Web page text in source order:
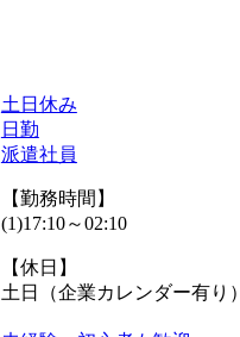
土日休み
日勤
派遣社員
【勤務時間】
(1)17:10～02:10
【休日】
土日（企業カレンダー有り）